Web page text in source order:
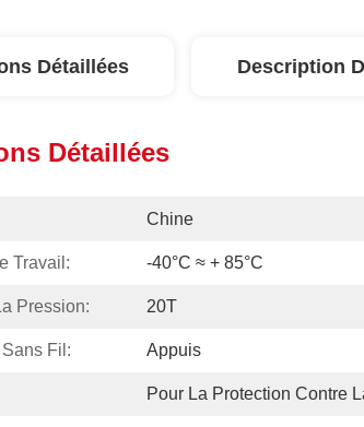
Détaillées Description
Détaillées
Chine
Travail: -40°C ≈ + 85°C
Pression: 20T
Fil: Appuis
Pour La Protection Contre